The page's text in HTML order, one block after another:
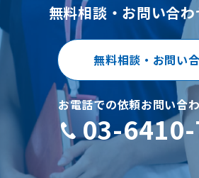
無料相談・お問い合
無料相談・お問い
お電話での依頼お問い合
03-